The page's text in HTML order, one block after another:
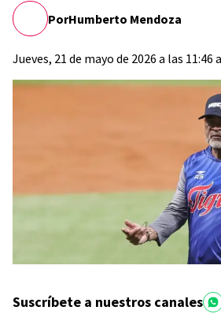
PorHumberto Mendoza
Jueves, 21 de mayo de 2026 a las 11:46
Suscríbete a nuestros canales